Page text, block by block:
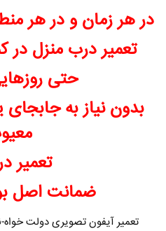
در هر زمان و در هر
تعمیر درب منزل در
حتی
بدون نیاز به
تعمیر
ضمانت اصل
تعمیر آیفون تصویری دولت